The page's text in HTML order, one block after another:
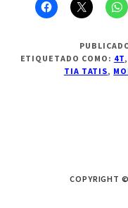
ETIQUETADO COMO: 4T,
TIA TATIS,
COPYRIGHT